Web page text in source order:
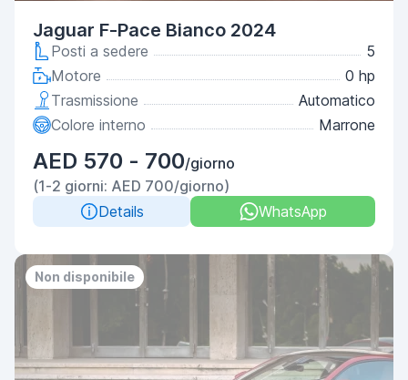
Jaguar F-Pace Bianco 2024
Posti a sedere
5
Motore
0 hp
Trasmissione
Automatico
Colore interno
Marrone
AED 570 - 700/giorno
(1-2 giorni: AED 700/giorno)
Details
WhatsApp
Non disponibile